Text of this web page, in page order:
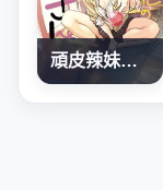
頑皮辣妹安城同學